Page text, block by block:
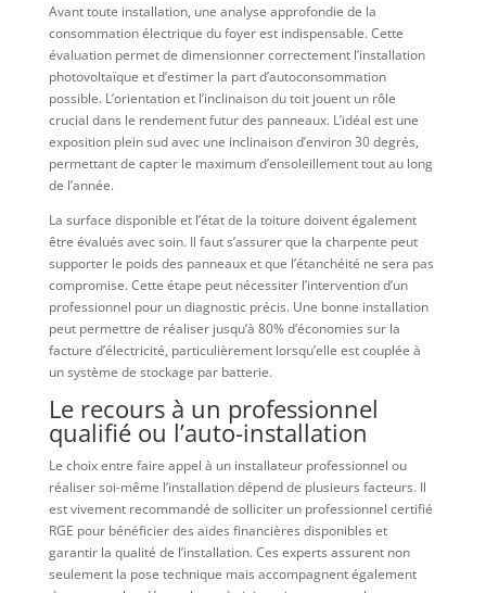
Avant toute installation, une analyse approfondie de la
consommation électrique du foyer est indispensable. Cette
évaluation permet de dimensionner correctement l’installation
photovoltaïque et d’estimer la part d’autoconsommation
possible. L’orientation et l’inclinaison du toit jouent un rôle
crucial dans le rendement futur des panneaux. L’idéal est une
exposition plein sud avec une inclinaison d’environ 30 degrés,
permettant de capter le maximum d’ensoleillement tout au long
de l’année.
La surface disponible et l’état de la toiture doivent également
être évalués avec soin. Il faut s’assurer que la charpente peut
supporter le poids des panneaux et que l’étanchéité ne sera pas
compromise. Cette étape peut nécessiter l’intervention d’un
professionnel pour un diagnostic précis. Une bonne installation
peut permettre de réaliser jusqu’à 80% d’économies sur la
facture d’électricité, particulièrement lorsqu’elle est couplée à
un système de stockage par batterie.
Le recours à un professionnel
qualifié ou l’auto-installation
Le choix entre faire appel à un installateur professionnel ou
réaliser soi-même l’installation dépend de plusieurs facteurs. Il
est vivement recommandé de solliciter un professionnel certifié
RGE pour bénéficier des aides financières disponibles et
garantir la qualité de l’installation. Ces experts assurent non
seulement la pose technique mais accompagnent également